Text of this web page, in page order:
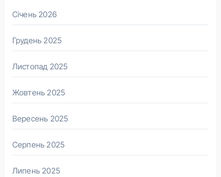
Січень 2026
Грудень 2025
Листопад 2025
Жовтень 2025
Вересень 2025
Серпень 2025
Липень 2025